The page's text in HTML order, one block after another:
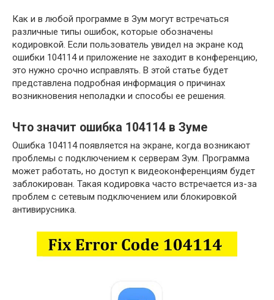
Как и в любой программе в Зум могут встречаться
различные типы ошибок, которые обозначены
кодировкой. Если пользователь увидел на экране код
ошибки 104114 и приложение не заходит в конференцию,
это нужно срочно исправлять. В этой статье будет
представлена подробная информация о причинах
возникновения неполадки и способы ее решения.
Что значит ошибка 104114 в Зуме
Ошибка 104114 появляется на экране, когда возникают
проблемы с подключением к серверам Зум. Программа
может работать, но доступ к видеоконференциям будет
заблокирован. Такая кодировка часто встречается из-за
проблем с сетевым подключением или блокировкой
антивирусника.